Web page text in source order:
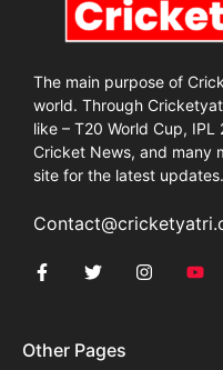
The main purpose of
world. Through
like – T20 World Cup,
Cricket News, and many
site for the latest updates.
Other Pages